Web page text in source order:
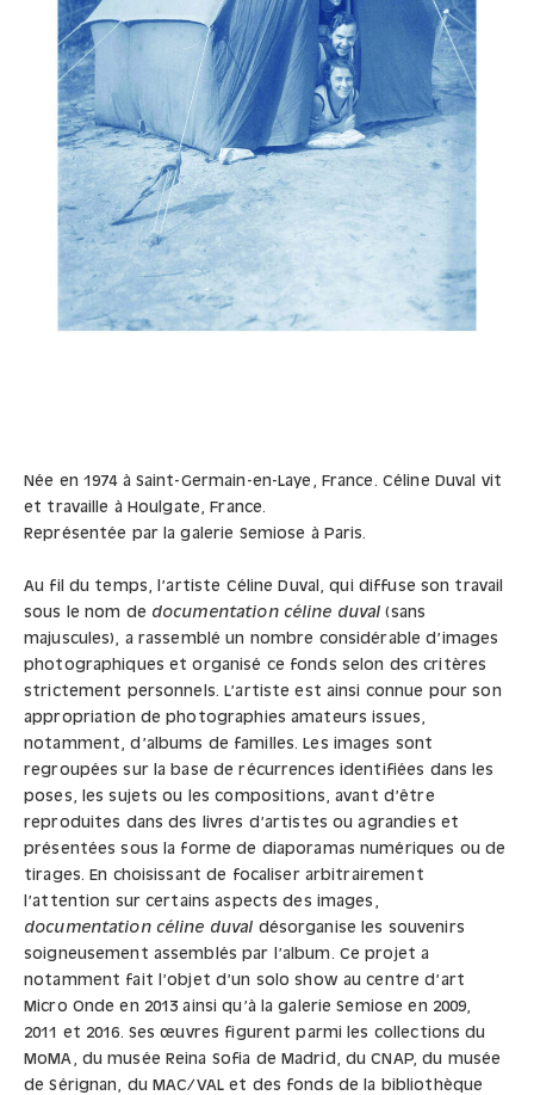
Née en 1974 à Saint-Germain-en-Laye, France. Céline Duval vit
et travaille à Houlgate, France.
Représentée par la galerie Semiose à Paris.
Au fil du temps, l’artiste Céline Duval, qui diffuse son travail
sous le nom de documentation céline duval (sans
majuscules), a rassemblé un nombre considérable d’images
photographiques et organisé ce fonds selon des critères
strictement personnels. L’artiste est ainsi connue pour son
appropriation de photographies amateurs issues,
notamment, d’albums de familles. Les images sont
regroupées sur la base de récurrences identifiées dans les
poses, les sujets ou les compositions, avant d’être
reproduites dans des livres d’artistes ou agrandies et
présentées sous la forme de diaporamas numériques ou de
tirages. En choisissant de focaliser arbitrairement
l’attention sur certains aspects des images,
documentation céline duval désorganise les souvenirs
soigneusement assemblés par l’album. Ce projet a
notamment fait l’objet d’un solo show au centre d’art
Micro Onde en 2013 ainsi qu’à la galerie Semiose en 2009,
2011 et 2016. Ses œuvres figurent parmi les collections du
MoMA, du musée Reina Sofia de Madrid, du CNAP, du musée
de Sérignan, du MAC/VAL et des fonds de la bibliothèque